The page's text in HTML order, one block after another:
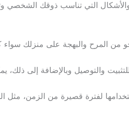
والأشكال التي تناسب ذوقك الشخصي
جو من المرح والبهجة على منزلك
والتوصيل وبالإضافة إلى ذلك،
لفترة قصيرة من الزمن، مثل